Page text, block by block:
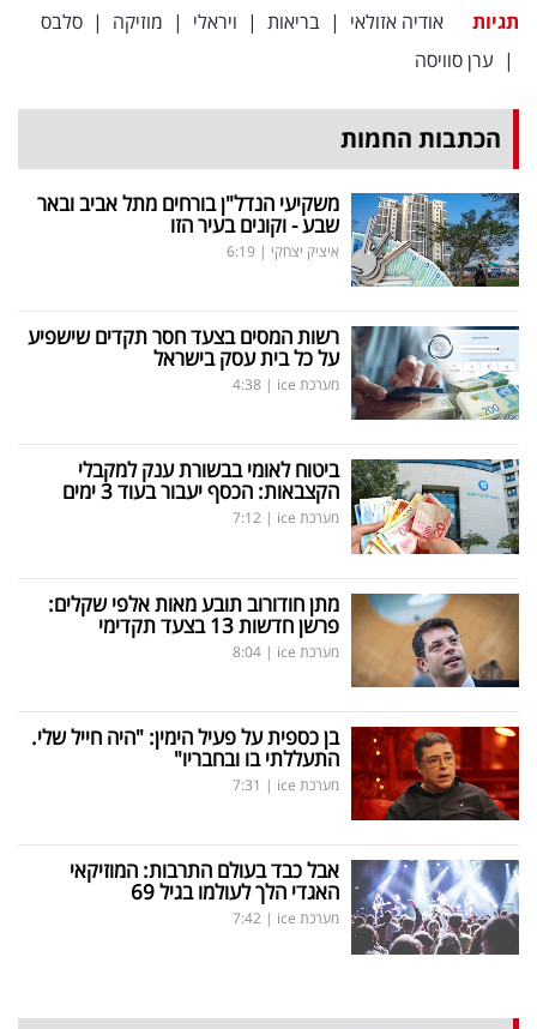
פרסמו
באייס
עקבו
אחרינו:
תגיות אודיה אזולאי | בריאות | ויראלי | מוזיקה | סלבס
| ערן סוויסה
הכתבות החמות
משקיעי הנדל"ן בורחים מתל אביב ובאר
שבע - וקונים בעיר הזו
איציק יצחקי |
6:19
רשות המסים בצעד חסר תקדים שישפיע
על כל בית עסק בישראל
מערכת ice |
4:38
ביטוח לאומי בבשורת ענק למקבלי
הקצבאות: הכסף יעבור בעוד 3 ימים
מערכת ice |
7:12
מתן חודורוב תובע מאות אלפי שקלים:
פרשן חדשות 13 בצעד תקדימי
מערכת ice |
8:04
בן כספית על פעיל הימין: "היה חייל שלי.
התעללתי בו ובחבריו"
מערכת ice |
7:31
אבל כבד בעולם התרבות: המוזיקאי
האגדי הלך לעולמו בגיל 69
מערכת ice |
7:42